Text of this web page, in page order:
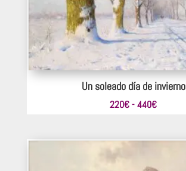
Un soleado día de invierno
220€ - 440€Rango